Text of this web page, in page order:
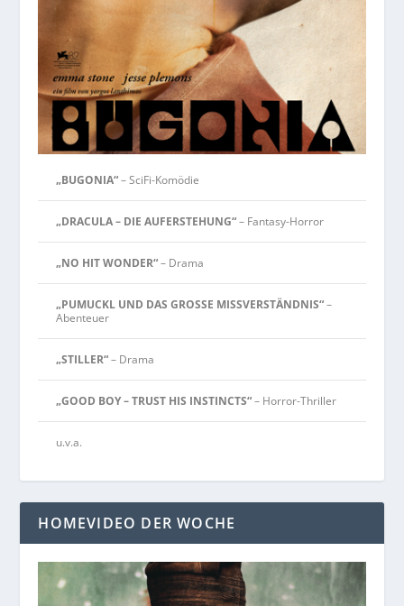
„BUGONIA“– SciFi-Komödie
„DRACULA – DIE AUFERSTEHUNG“– Fantasy-Horror
„NO HIT WONDER“– Drama
„PUMUCKL UND DAS GROSSE MISSVERSTÄNDNIS“–
Abenteuer
„STILLER“– Drama
„GOOD BOY – TRUST HIS INSTINCTS“– Horror-Thriller
u.v.a.
HOMEVIDEO DER WOCHE